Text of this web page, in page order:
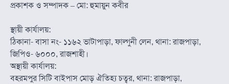
প্রকাশক ও সম্পাদক – মো: হুমায়ুন কবীর
স্থায়ী কার্যালয়:
ঠিকানা- বাসা নং- ১১৬২ ভাটাপাড়া, ফাল্গুনী লেন, থানা: রাজপাড়া,
জিপিও- ৬০০০, রাজশাহী।
অস্থায়ী কার্যালয়:
বহরমপুর সিটি বাইপাস মোড় ঐতিহ্য চত্বর, থানা: রাজপাড়া,